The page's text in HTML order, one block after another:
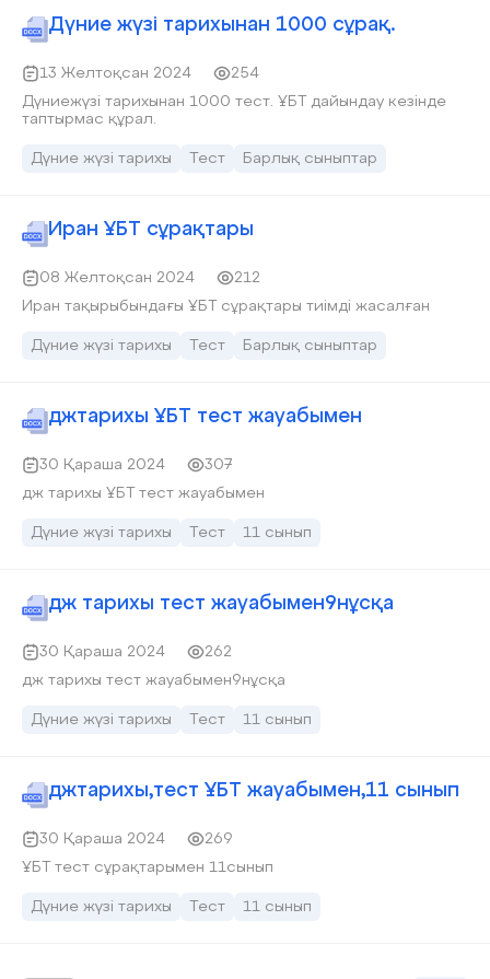
Дүние жүзі тарихынан 1000 сұрақ.
13 Желтоқсан 2024
254
Дүниежүзі тарихынан 1000 тест. ҰБТ дайындау кезінде
таптырмас құрал.
Дүние жүзі тарихы Тест Барлық сыныптар
Иран ҰБТ сұрақтары
08 Желтоқсан 2024
212
Иран тақырыбындағы ҰБТ сұрақтары тиімді жасалған
Дүние жүзі тарихы Тест Барлық сыныптар
джтарихы ҰБТ тест жауабымен
30 Қараша 2024
307
дж тарихы ҰБТ тест жауабымен
Дүние жүзі тарихы Тест 11 сынып
дж тарихы тест жауабымен9нұсқа
30 Қараша 2024
262
дж тарихы тест жауабымен9нұсқа
Дүние жүзі тарихы Тест 11 сынып
джтарихы,тест ҰБТ жауабымен,11 сынып
30 Қараша 2024
269
ҰБТ тест сұрақтарымен 11сынып
Дүние жүзі тарихы Тест 11 сынып